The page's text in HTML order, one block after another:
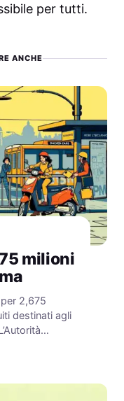
per tutti.
ANCHE
milioni
2,675
destinati agli